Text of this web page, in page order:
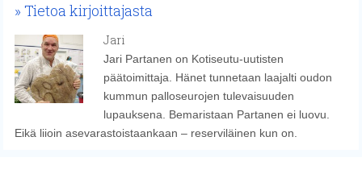
Tietoa kirjoittajasta
Jari
Jari Partanen on Kotiseutu-uutisten
päätoimittaja. Hänet tunnetaan laajalti oudon
kummun palloseurojen tulevaisuuden
lupauksena. Bemaristaan Partanen ei luovu.
Eikä liioin asevarastoistaankaan – reserviläinen kun on.